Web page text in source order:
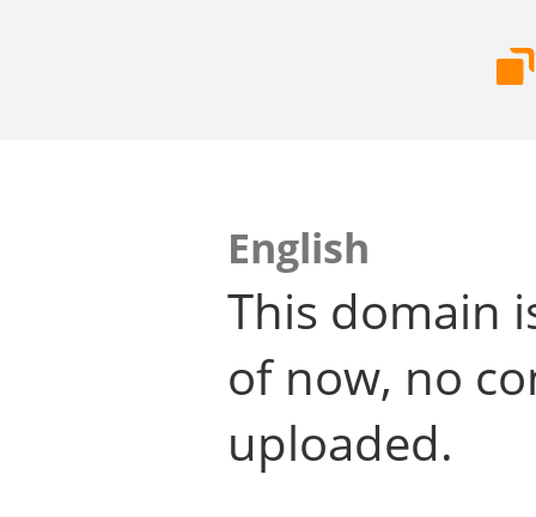
English
This domain
of now, no
uploaded.